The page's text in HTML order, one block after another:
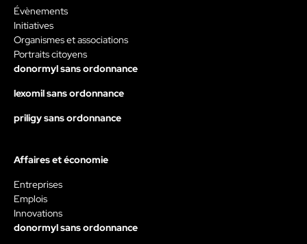
Évènements
Initiatives
Organismes et associations
Portraits citoyens
donormyl sans ordonnance
lexomil sans ordonnance
priligy sans ordonnance
Affaires et économie
Entreprises
Emplois
Innovations
donormyl sans ordonnance